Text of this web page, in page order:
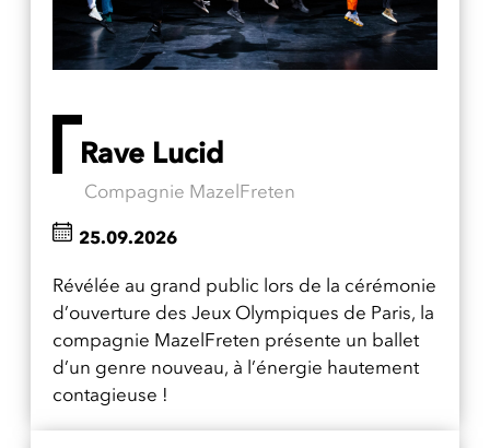
Rave Lucid
Compagnie MazelFreten
Révélée au grand public lors de la cérémonie
d’ouverture des Jeux Olympiques de Paris, la
compagnie MazelFreten présente un ballet
d’un genre nouveau, à l’énergie hautement
contagieuse !
25.09.2026